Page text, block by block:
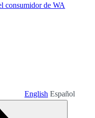
consumidor de WA
English Español